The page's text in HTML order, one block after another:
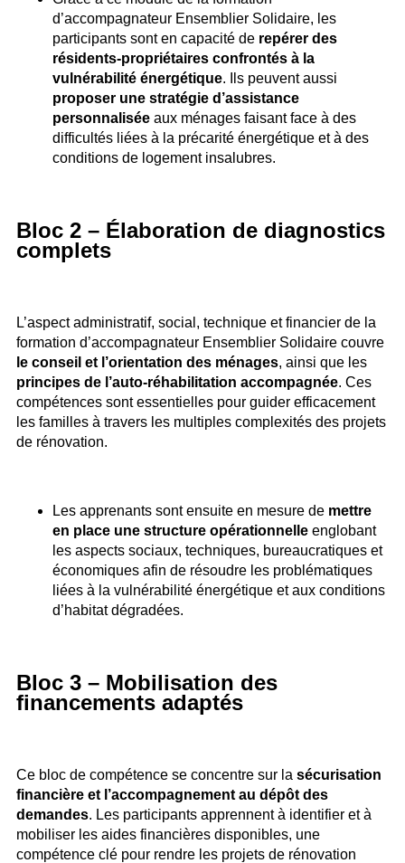
d’accompagnateur Ensemblier Solidaire, les
participants sont en capacité de repérer des
résidents-propriétaires confrontés à la
vulnérabilité énergétique. Ils peuvent aussi
proposer une stratégie d’assistance
personnalisée aux ménages faisant face à des
difficultés liées à la précarité énergétique et à des
conditions de logement insalubres.
Bloc 2 – Élaboration de diagnostics
complets
L’aspect administratif, social, technique et financier de la
formation d’accompagnateur Ensemblier Solidaire couvre
le conseil et l’orientation des ménages, ainsi que les
principes de l’auto-réhabilitation accompagnée. Ces
compétences sont essentielles pour guider efficacement
les familles à travers les multiples complexités des projets
de rénovation.
Les apprenants sont ensuite en mesure de mettre
en place une structure opérationnelle englobant
les aspects sociaux, techniques, bureaucratiques et
économiques afin de résoudre les problématiques
liées à la vulnérabilité énergétique et aux conditions
d’habitat dégradées.
Bloc 3 – Mobilisation des
financements adaptés
Ce bloc de compétence se concentre sur la sécurisation
financière et l’accompagnement au dépôt des
demandes. Les participants apprennent à identifier et à
mobiliser les aides financières disponibles, une
compétence clé pour rendre les projets de rénovation